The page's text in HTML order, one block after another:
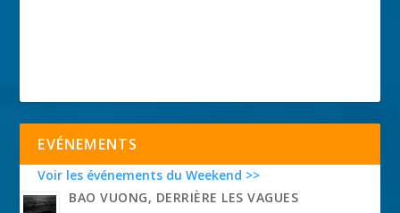
EVÉNEMENTS
Voir les événements du Weekend >>
BAO VUONG, DERRIÈRE LES VAGUES